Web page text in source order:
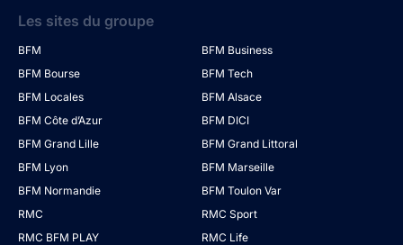
Les sites du groupe
BFM
BFM Business
BFM Bourse
BFM Tech
BFM Locales
BFM Alsace
BFM Côte d’Azur
BFM DICI
BFM Grand Lille
BFM Grand Littoral
BFM Lyon
BFM Marseille
BFM Normandie
BFM Toulon Var
RMC
RMC Sport
RMC BFM PLAY
RMC Life